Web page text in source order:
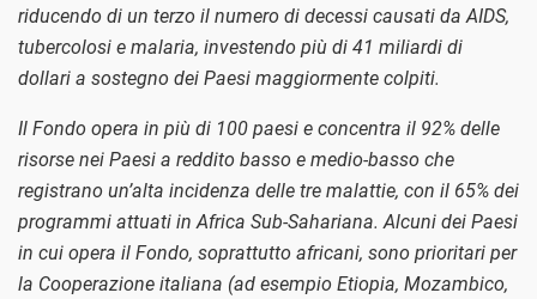
riducendo di un terzo il numero di decessi causati da AIDS,
tubercolosi e malaria, investendo più di 41 miliardi di
dollari a sostegno dei Paesi maggiormente colpiti.
Il Fondo opera in più di 100 paesi e concentra il 92% delle
risorse nei Paesi a reddito basso e medio-basso che
registrano un’alta incidenza delle tre malattie, con il 65% dei
programmi attuati in Africa Sub-Sahariana. Alcuni dei Paesi
in cui opera il Fondo, soprattutto africani, sono prioritari per
la Cooperazione italiana (ad esempio Etiopia, Mozambico,